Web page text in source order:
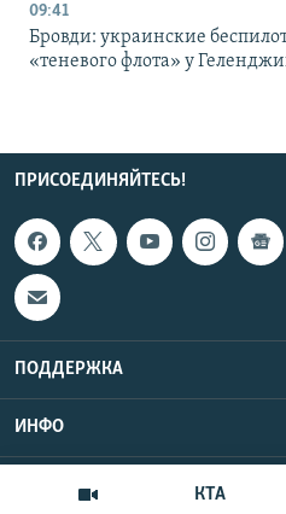
КТА
09:41
Бровди: украинские
«теневого флота» у
ПРИСОЕДИНЯЙТЕСЬ!
ПОДДЕРЖКА
ИНФО
Copyright
UTC+3